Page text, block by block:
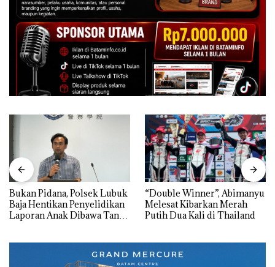
Bukan Pidana, Polsek Lubuk
Baja Hentikan Penyelidikan
Laporan Anak Dibawa Tanpa
“Double Winner”, Abimanyu
Melesat Kibarkan Merah
Putih Dua Kali di Thailand